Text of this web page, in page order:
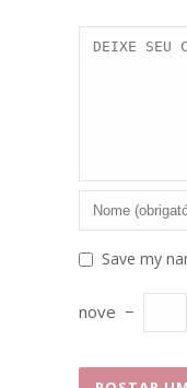
Save my
nove −